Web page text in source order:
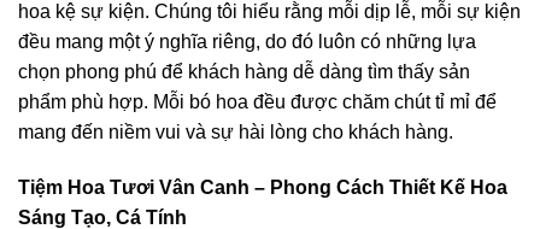
hoa kệ sự kiện. Chúng tôi hiểu rằng mỗi dịp lễ, mỗi sự kiện
đều mang một ý nghĩa riêng, do đó luôn có những lựa
chọn phong phú để khách hàng dễ dàng tìm thấy sản
phẩm phù hợp. Mỗi bó hoa đều được chăm chút tỉ mỉ để
mang đến niềm vui và sự hài lòng cho khách hàng.
Tiệm Hoa Tươi Vân Canh – Phong Cách Thiết Kế Hoa
Sáng Tạo, Cá Tính